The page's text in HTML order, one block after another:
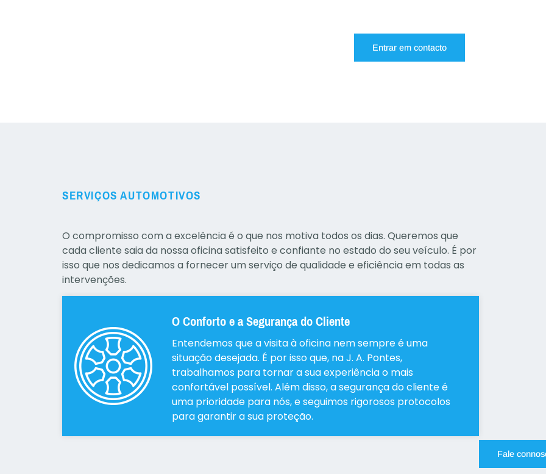
Entrar em contacto
SERVIÇOS AUTOMOTIVOS
O compromisso com a excelência é o que nos motiva todos os dias. Queremos que
cada cliente saia da nossa oficina satisfeito e confiante no estado do seu veículo. É por
isso que nos dedicamos a fornecer um serviço de qualidade e eficiência em todas as
intervenções.
O Conforto e a Segurança do Cliente
Entendemos que a visita à oficina nem sempre é uma
situação desejada. É por isso que, na J. A. Pontes,
trabalhamos para tornar a sua experiência o mais
confortável possível. Além disso, a segurança do cliente é
uma prioridade para nós, e seguimos rigorosos protocolos
para garantir a sua proteção.
Fale